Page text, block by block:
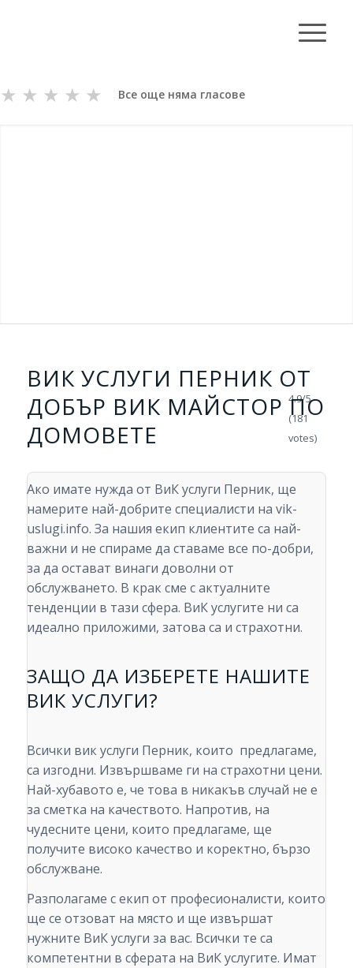
★
★
★
★
★ Все още няма гласове
ВИК УСЛУГИ ПЕРНИК ОТ
ДОБЪР ВИК МАЙСТОР ПО
ДОМОВЕТЕ
Ако имате нужда от ВиК услуги Перник, ще
намерите най-добрите специалисти на vik-
uslugi.info. За нашия екип клиентите са най-
важни и не спираме да ставаме все по-добри,
за да остават винаги доволни от
обслужването. В крак сме с актуалните
тенденции в тази сфера. ВиК услугите ни са
идеално приложими, затова са и страхотни.
ЗАЩО ДА ИЗБЕРЕТЕ НАШИТЕ
ВИК УСЛУГИ?
Всички вик услуги Перник, които предлагаме,
са изгодни. Извършваме ги на страхотни цени.
Най-хубавото е, че това в никакъв случай не е
за сметка на качеството. Напротив, на
чудесните цени, които предлагаме, ще
получите високо качество и коректно, бързо
обслужване.
Разполагаме с екип от професионалисти, които
ще се отзоват на място и ще извършат
нужните ВиК услуги за вас. Всички те са
компетентни в сферата на ВиК услугите. Имат
4.9/5 -
(181
votes)